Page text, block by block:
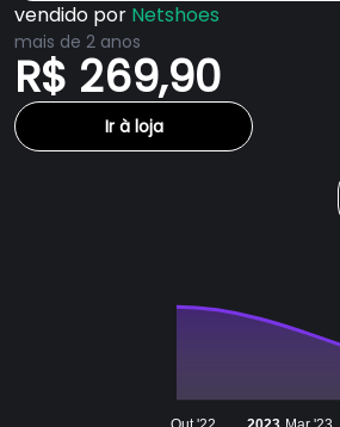
vendido por Netshoes
mais de 2 anos
R$ 269,90
Ir à loja